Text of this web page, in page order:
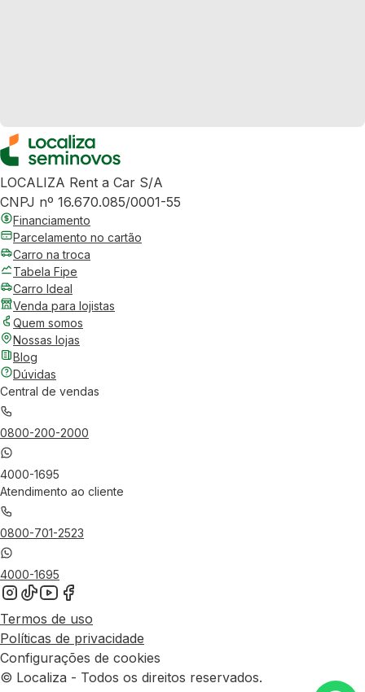
LOCALIZA Rent a Car S/A
CNPJ nº 16.670.085/0001-55
Financiamento
Parcelamento no cartão
Carro na troca
Tabela Fipe
Carro Ideal
Venda para lojistas
Quem somos
Nossas lojas
Blog
Dúvidas
Central de vendas
0800-200-2000
4000-1695
Atendimento ao cliente
0800-701-2523
4000-1695
Termos de uso
Políticas de privacidade
Configurações de cookies
© Localiza - Todos os direitos reservados.